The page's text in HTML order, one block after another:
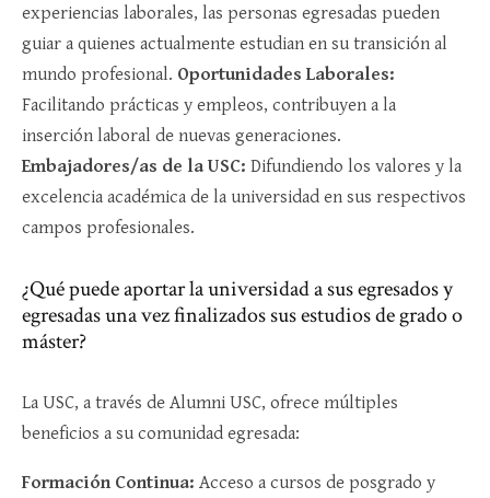
experiencias laborales, las personas egresadas pueden
guiar a quienes actualmente estudian en su transición al
mundo profesional. Oportunidades Laborales:
Facilitando prácticas y empleos, contribuyen a la
inserción laboral de nuevas generaciones.
Embajadores/as de la USC: Difundiendo los valores y la
excelencia académica de la universidad en sus respectivos
campos profesionales.
¿Qué puede aportar la universidad a sus egresados y
egresadas una vez finalizados sus estudios de grado o
máster?
La USC, a través de Alumni USC, ofrece múltiples
beneficios a su comunidad egresada:
Formación Continua: Acceso a cursos de posgrado y